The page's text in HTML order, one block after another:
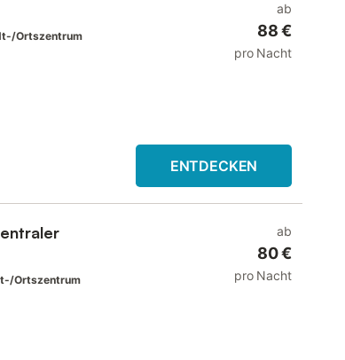
Ortszentrum
ab
88 €
pro Nacht
ENTDECKEN
Ortszentrum
ab
80 €
pro Nacht